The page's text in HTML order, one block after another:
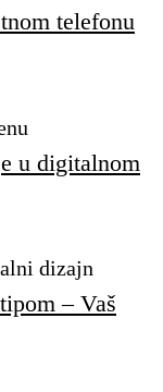
telefonu
u digitalnom
dizajn
– Vaš